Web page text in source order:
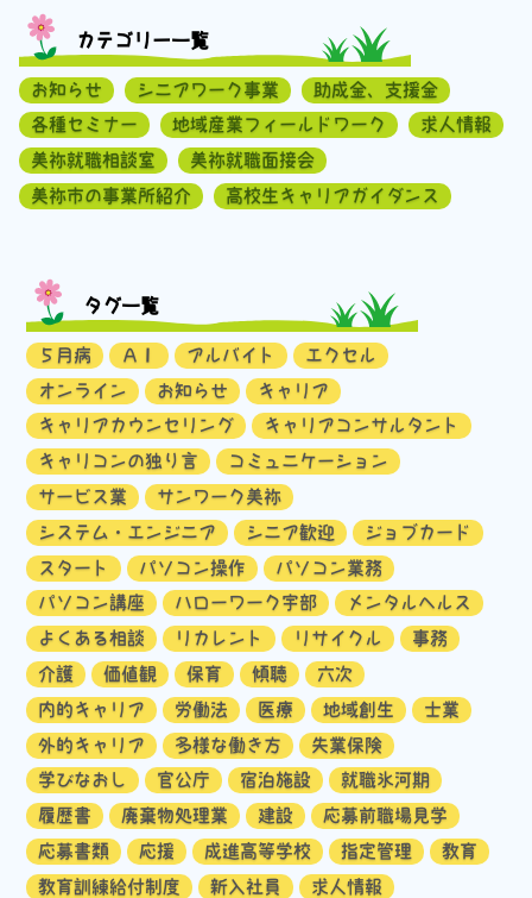
カテゴリー一覧
お知らせ シニアワーク事業
助成金、支援金
各種セミナー
地域産業フィールドワーク
求人情報
美祢就職相談室
美祢就職面接会
美祢市の事業所紹介
高校生キャリアガイダンス
タグ一覧
５月病 ＡＩ アルバイト
エクセル
オンライン
お知らせ
キャリア
キャリアカウンセリング
キャリアコンサルタント
キャリコンの独り言
コミュニケーション
サービス業
サンワーク美祢
システム・エンジニア
シニア歓迎
ジョブカード
スタート
パソコン操作
パソコン業務
パソコン講座
ハローワーク宇部
メンタルヘルス
よくある相談
リカレント リサイクル
事務
介護
価値観 保育 傾聴
六次
内的キャリア
労働法 医療 地域創生
士業
外的キャリア
多様な働き方
失業保険
学びなおし
官公庁 宿泊施設
就職氷河期
履歴書
廃棄物処理業 建設
応募前職場見学
応募書類
応援 成進高等学校 指定管理
教育
教育訓練給付制度
新入社員
求人情報